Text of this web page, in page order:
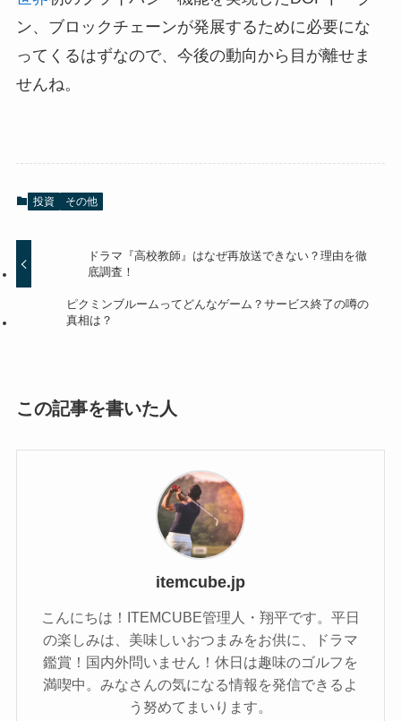
ン、ブロックチェーンが発展するために必要にな
ってくるはずなので、今後の動向から目が離せま
せんね。
投資 その他
ドラマ『高校教師』はなぜ再放送できない？理由を徹
底調査！
ピクミンブルームってどんなゲーム？サービス終了の噂の
真相は？
この記事を書いた人
itemcube.jp
こんにちは！ITEMCUBE管理人・翔平です。平日
の楽しみは、美味しいおつまみをお供に、ドラマ
鑑賞！国内外問いません！休日は趣味のゴルフを
満喫中。みなさんの気になる情報を発信できるよ
う努めてまいります。